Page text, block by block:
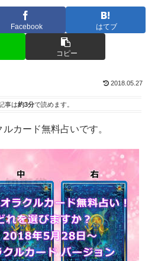
Facebook はてブ
コピー
2018.05.27
事は約3分で読めます。
カード無料占いです。